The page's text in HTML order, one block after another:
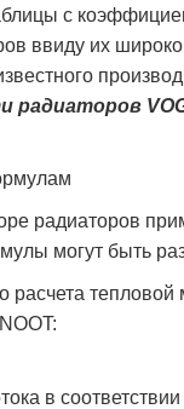
с
ввиду их
радиаторов
радиаторов
могут быть
расчета
в